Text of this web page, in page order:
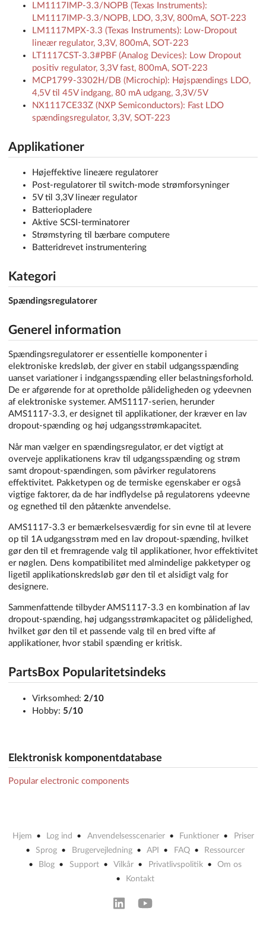
LM1117IMP-3.3/NOPB (Texas Instruments):
LM1117IMP-3.3/NOPB, LDO, 3,3V, 800mA, SOT-223
LM1117MPX-3.3 (Texas Instruments): Low-Dropout
lineær regulator, 3,3V, 800mA, SOT-223
LT1117CST-3.3#PBF (Analog Devices): Low Dropout
positiv regulator, 3,3V fast, 800mA, SOT-223
MCP1799-3302H/DB (Microchip): Højspændings LDO,
4,5V til 45V indgang, 80 mA udgang, 3,3V/5V
NX1117CE33Z (NXP Semiconductors): Fast LDO
spændingsregulator, 3,3V, SOT-223
Applikationer
Højeffektive lineære regulatorer
Post-regulatorer til switch-mode strømforsyninger
5V til 3,3V lineær regulator
Batteriopladere
Aktive SCSI-terminatorer
Strømstyring til bærbare computere
Batteridrevet instrumentering
Kategori
Spændingsregulatorer
Generel information
Spændingsregulatorer er essentielle komponenter i
elektroniske kredsløb, der giver en stabil udgangsspænding
uanset variationer i indgangsspænding eller belastningsforhold.
De er afgørende for at opretholde pålideligheden og ydeevnen
af elektroniske systemer. AMS1117-serien, herunder
AMS1117-3.3, er designet til applikationer, der kræver en lav
dropout-spænding og høj udgangsstrømkapacitet.
Når man vælger en spændingsregulator, er det vigtigt at
overveje applikationens krav til udgangsspænding og strøm
samt dropout-spændingen, som påvirker regulatorens
effektivitet. Pakketypen og de termiske egenskaber er også
vigtige faktorer, da de har indflydelse på regulatorens ydeevne
og egnethed til den påtænkte anvendelse.
AMS1117-3.3 er bemærkelsesværdig for sin evne til at levere
op til 1A udgangsstrøm med en lav dropout-spænding, hvilket
gør den til et fremragende valg til applikationer, hvor effektivitet
er nøglen. Dens kompatibilitet med almindelige pakketyper og
ligetil applikationskredsløb gør den til et alsidigt valg for
designere.
Sammenfattende tilbyder AMS1117-3.3 en kombination af lav
dropout-spænding, høj udgangsstrømkapacitet og pålidelighed,
hvilket gør den til et passende valg til en bred vifte af
applikationer, hvor stabil spænding er kritisk.
PartsBox Popularitetsindeks
Virksomhed: 2/10
Hobby: 5/10
Elektronisk komponentdatabase
Popular electronic components
Hjem Log ind Anvendelsesscenarier Funktioner
Priser
Sprog
Brugervejledning API FAQ
Ressourcer
Blog
Support Vilkår Privatlivspolitik
Om os
Kontakt